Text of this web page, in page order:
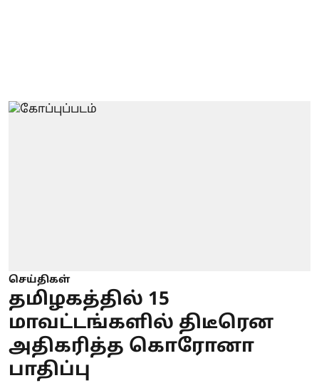
செய்திகள்
தமிழகத்தில் 15
மாவட்டங்களில் திடீரென
அதிகரித்த கொரோனா
பாதிப்பு